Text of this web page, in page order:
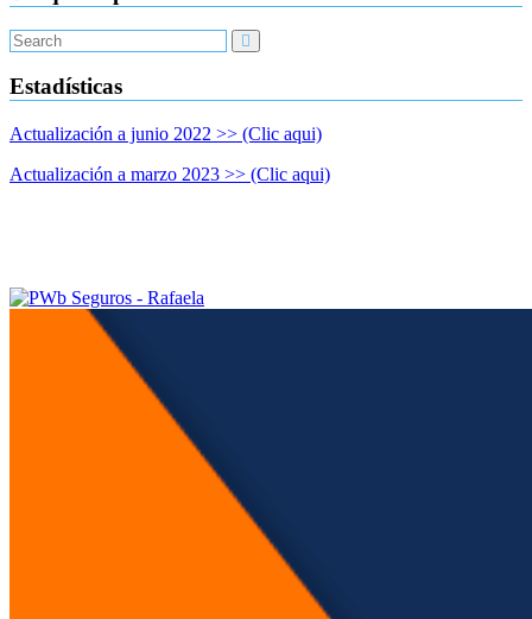
Estadísticas
Actualización a junio 2022 >> (Clic aqui)
Actualización a marzo 2023 >> (Clic aqui)